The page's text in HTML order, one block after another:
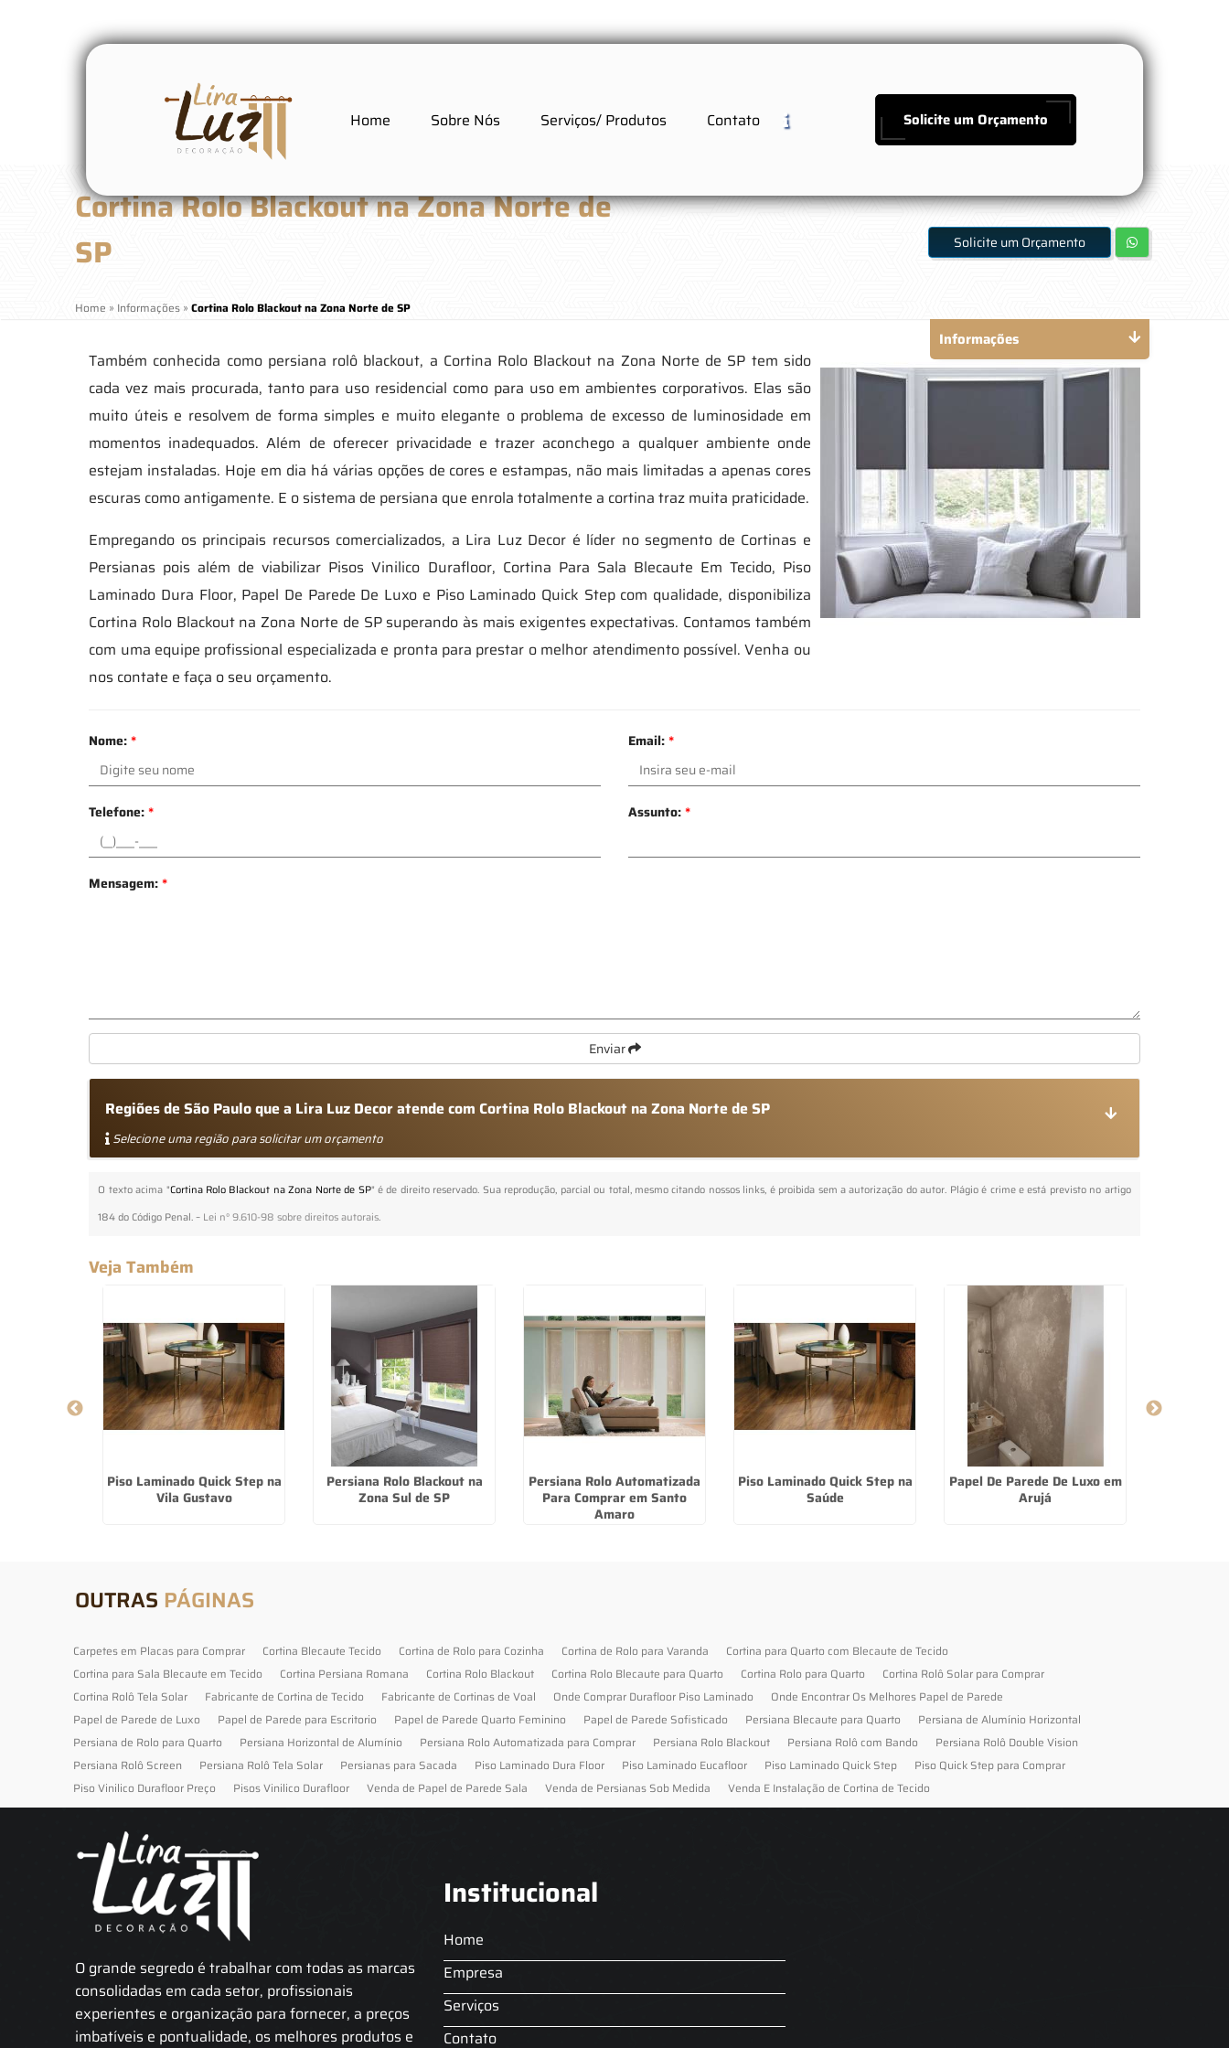
Home Sobre Nós Serviços/ Produtos Contato Solicite um Orçamento
Cortina Rolo Blackout na Zona Norte de
SP
Home » Informações »Cortina Rolo Blackout na Zona Norte de SP
Solicite um Orçamento
Também conhecida como persiana rolô blackout, a Cortina Rolo Blackout na Zona Norte de SP tem sido
cada vez mais procurada, tanto para uso residencial como para uso em ambientes corporativos. Elas são
muito úteis e resolvem de forma simples e muito elegante o problema de excesso de luminosidade em
momentos inadequados. Além de oferecer privacidade e trazer aconchego a qualquer ambiente onde
estejam instaladas. Hoje em dia há várias opções de cores e estampas, não mais limitadas a apenas cores
escuras como antigamente. E o sistema de persiana que enrola totalmente a cortina traz muita praticidade.
Empregando os principais recursos comercializados, a Lira Luz Decor é líder no segmento de Cortinas e
Persianas pois além de viabilizar Pisos Vinilico Durafloor, Cortina Para Sala Blecaute Em Tecido, Piso
Laminado Dura Floor, Papel De Parede De Luxo e Piso Laminado Quick Step com qualidade, disponibiliza
Cortina Rolo Blackout na Zona Norte de SP superando às mais exigentes expectativas. Contamos também
com uma equipe profissional especializada e pronta para prestar o melhor atendimento possível. Venha ou
nos contate e faça o seu orçamento.
Nome:* Email:*
Telefone:* Assunto:*
Mensagem:*
Enviar
Regiões de São Paulo que a Lira Luz Decor atende com Cortina Rolo Blackout na Zona Norte de SP
Selecione uma região para solicitar um orçamento
O texto acima "Cortina Rolo Blackout na Zona Norte de SP" é de direito reservado. Sua reprodução, parcial ou total, mesmo citando nossos links, é proibida sem a autorização do autor. Plágio é crime e está previsto no artigo
184 do Código Penal. – Lei n° 9.610-98 sobre direitos autorais.
Informações
Veja Também
Piso Laminado Quick Step na
Vila Gustavo
Persiana Rolo Blackout na
Zona Sul de SP
Persiana Rolo Automatizada
Para Comprar em Santo
Amaro
Piso Laminado Quick Step na
Saúde
Papel De Parede De Luxo em
Arujá
OUTRAS PÁGINAS
Carpetes em Placas para Comprar Cortina Blecaute Tecido Cortina de Rolo para Cozinha Cortina de Rolo para Varanda
Cortina para Quarto com Blecaute de Tecido
Cortina para Sala Blecaute em Tecido
Cortina Persiana Romana Cortina Rolo Blackout Cortina Rolo Blecaute para Quarto Cortina Rolo para Quarto
Cortina Rolô Solar para Comprar
Cortina Rolô Tela Solar
Fabricante de Cortina de Tecido Fabricante de Cortinas de Voal Onde Comprar Durafloor Piso Laminado
Onde Encontrar Os Melhores Papel de Parede
Papel de Parede de Luxo
Papel de Parede para Escritorio Papel de Parede Quarto Feminino Papel de Parede Sofisticado Persiana Blecaute para Quarto
Persiana de Alumínio Horizontal
Persiana de Rolo para Quarto
Persiana Horizontal de Alumínio Persiana Rolo Automatizada para Comprar Persiana Rolo Blackout Persiana Rolô com Bando
Persiana Rolô Double Vision
Persiana Rolô Screen
Persiana Rolô Tela Solar Persianas para Sacada Piso Laminado Dura Floor Piso Laminado Eucafloor Piso Laminado Quick Step
Piso Quick Step para Comprar
Piso Vinilico Durafloor Preço
Pisos Vinilico Durafloor Venda de Papel de Parede Sala Venda de Persianas Sob Medida Venda E Instalação de Cortina de Tecido
O grande segredo é trabalhar com todas as marcas
consolidadas em cada setor, profissionais
experientes e organização para fornecer, a preços
imbatíveis e pontualidade, os melhores produtos e
Institucional
Home
Empresa
Serviços
Contato